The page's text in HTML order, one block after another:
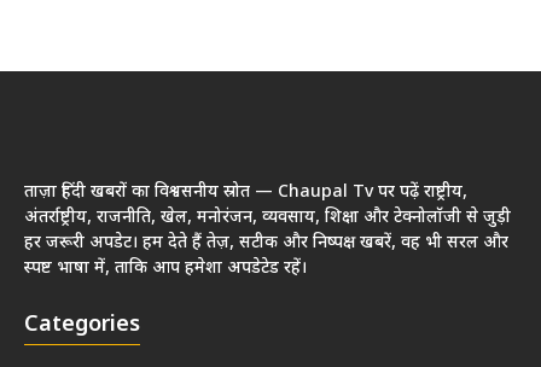
ताज़ा हिंदी खबरों का विश्वसनीय स्रोत — Chaupal Tv पर पढ़ें राष्ट्रीय,
अंतर्राष्ट्रीय, राजनीति, खेल, मनोरंजन, व्यवसाय, शिक्षा और टेक्नोलॉजी से जुड़ी
हर जरूरी अपडेट। हम देते हैं तेज़, सटीक और निष्पक्ष खबरें, वह भी सरल और
स्पष्ट भाषा में, ताकि आप हमेशा अपडेटेड रहें।
Categories